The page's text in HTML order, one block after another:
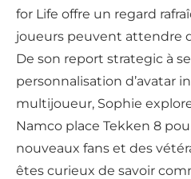
for Life offre un regard
joueurs peuvent attendre
De son report strategic à
personnalisation d’avatar
multijoueur, Sophie
Namco place Tekken 8
nouveaux fans et des
êtes curieux de savoir